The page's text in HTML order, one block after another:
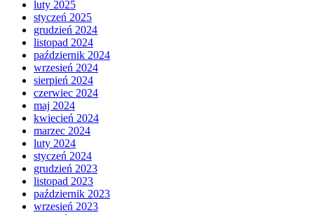
luty 2025
styczeń 2025
grudzień 2024
listopad 2024
październik 2024
wrzesień 2024
sierpień 2024
czerwiec 2024
maj 2024
kwiecień 2024
marzec 2024
luty 2024
styczeń 2024
grudzień 2023
listopad 2023
październik 2023
wrzesień 2023